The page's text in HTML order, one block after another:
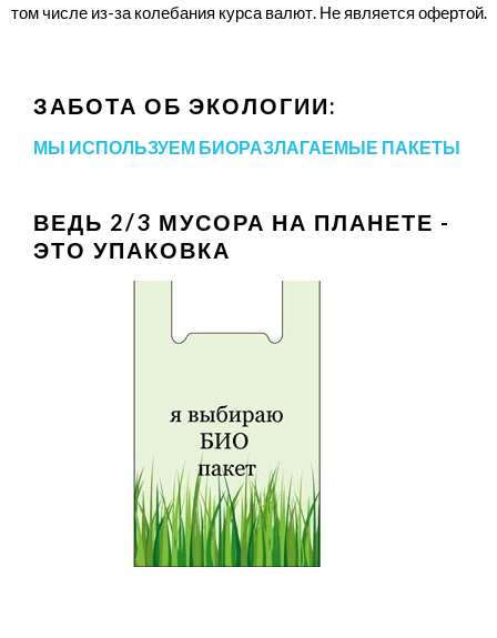
том числе из-за колебания курса валют. Не является офертой.
ЗАБОТА ОБ ЭКОЛОГИИ:
МЫ ИСПОЛЬЗУЕМ БИОРАЗЛАГАЕМЫЕ ПАКЕТЫ
ВЕДЬ 2/3 МУСОРА НА ПЛАНЕТЕ -
ЭТО УПАКОВКА